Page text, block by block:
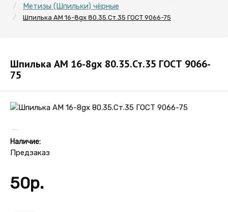
Метизы (Шпильки) чёрные
Шпилька АМ 16-8gх 80.35.Ст.35 ГОСТ 9066-75
Шпилька АМ 16-8gх 80.35.Ст.35 ГОСТ 9066-
75
Наличие:
Предзаказ
50р.